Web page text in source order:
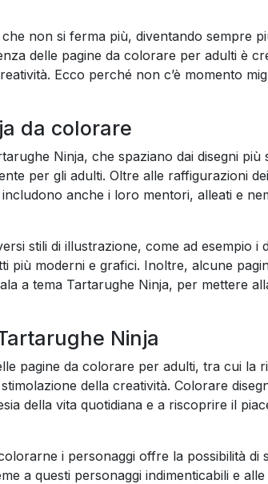
non si ferma più, diventando sempre
delle pagine da colorare per adulti è
Ecco perché non c’è momento
da colorare
Ninja, che spaziano dai disegni più
per gli adulti. Oltre alle raffigurazioni
anche i loro mentori, alleati e
stili di illustrazione, come ad esempio i
più moderni e grafici. Inoltre, alcune
a tema Tartarughe Ninja, per mettere
Ninja
pagine da colorare per adulti, tra cui la
della creatività. Colorare
della vita quotidiana e a riscoprire il
i personaggi offre la possibilità di
a questi personaggi indimenticabili e